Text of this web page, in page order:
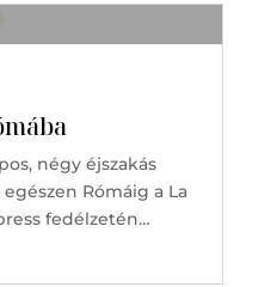
négy éjszakás
Rómáig a La
fedélzetén…